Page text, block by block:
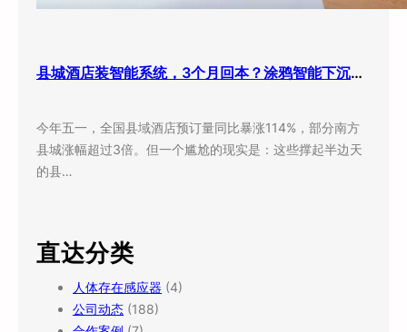
县城酒店装智能系统，3个月回本？涂鸦智能下沉市场打法曝光
今年五一，全国县域酒店预订量同比暴涨114%，部分南方
县城涨幅超过3倍。但一个尴尬的现实是：这些撑起半边天
的县…
直达分类
人体存在感应器 (4)
公司动态 (188)